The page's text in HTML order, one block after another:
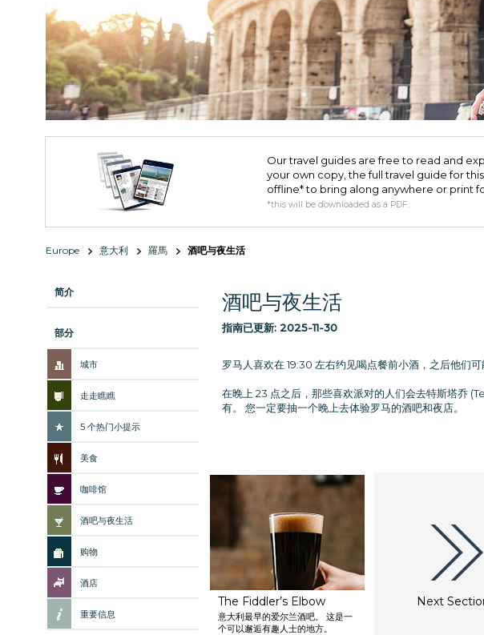
Our travel guides are free to read and
your own copy, the full travel guide for
offline* to bring along anywhere or print
*this will be downloaded as a PDF.
Europe 意大利 羅馬 酒吧与夜生活
简介
部分
城市
走走瞧瞧
5 个热门小提示
美食
咖啡馆
酒吧与夜生活
购物
酒店
重要信息
酒吧与夜生活
指南已更新: 2025-11-30
罗马人喜欢在 19:30 左右约见喝点餐前小酒，之后他们
在晚上 23 点之后，那些喜欢派对的人们会去特斯塔乔
有。 您一定要抽一个晚上去体验罗马的酒吧和夜店。
The Fiddler’s Elbow
意大利最早的爱尔兰酒吧。 这是一
个可以邂逅有趣人士的地方。
Next